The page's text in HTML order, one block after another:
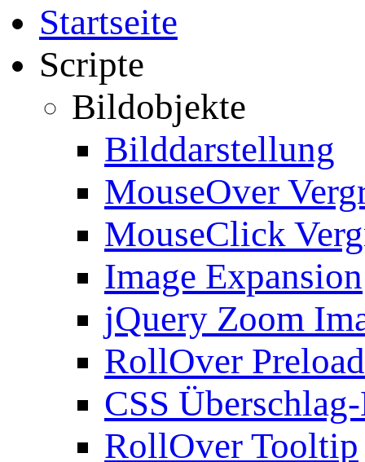
Startseite
Scripte
Bildobjekte
Bilddarstellung
MouseOver
MouseClick
Image Expansion
jQuery Zoom
RollOver Preload
CSS
RollOver Tooltip